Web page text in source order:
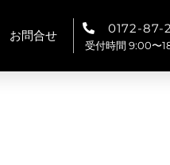
お問合せ 0172-87-
受付時間 9:00〜